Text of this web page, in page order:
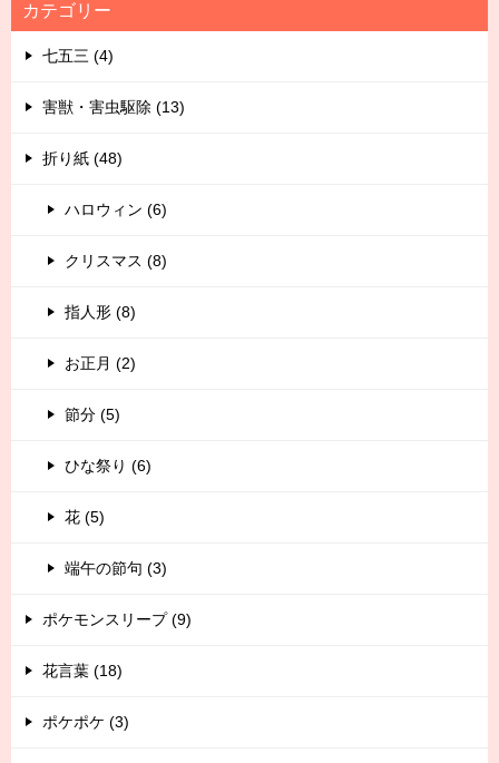
カテゴリー
七五三 (4)
害獣・害虫駆除 (13)
折り紙 (48)
ハロウィン (6)
クリスマス (8)
指人形 (8)
お正月 (2)
節分 (5)
ひな祭り (6)
花 (5)
端午の節句 (3)
ポケモンスリープ (9)
花言葉 (18)
ポケポケ (3)